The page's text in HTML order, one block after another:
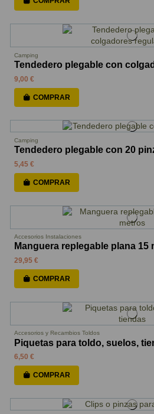
Camping
Tendedero plegable con
9,00 €
COMPRAR
Camping
Tendedero plegable con 20
5,45 €
COMPRAR
Accesorios Instalaciones
Manguera replegable plana 15
29,95 €
COMPRAR
Accesorios y Recambios Toldos
Piquetas para toldo, suelos,
6,50 €
COMPRAR